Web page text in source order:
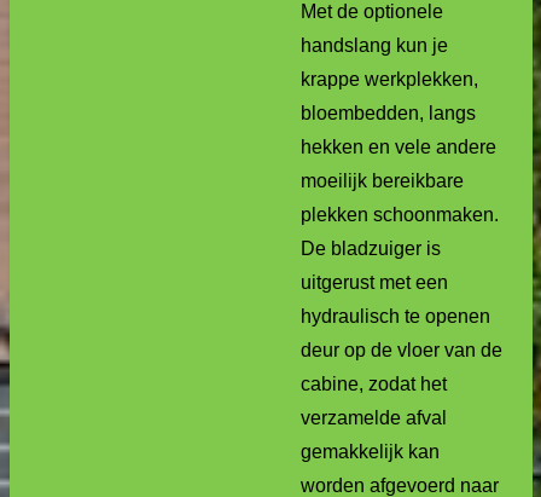
Met de optionele
handslang kun je
krappe werkplekken,
bloembedden, langs
hekken en vele andere
moeilijk bereikbare
plekken schoonmaken.
De bladzuiger is
uitgerust met een
hydraulisch te openen
deur op de vloer van de
cabine, zodat het
verzamelde afval
gemakkelijk kan
worden afgevoerd naar